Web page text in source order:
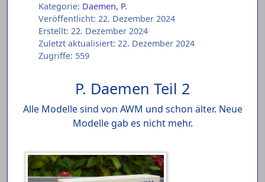
Kategorie: Daemen, P.
Veröffentlicht: 22. Dezember 2024
Erstellt: 22. Dezember 2024
Zuletzt aktualisiert: 22. Dezember 2024
Zugriffe: 559
P. Daemen Teil 2
Alle Modelle sind von AWM und schon älter. Neue
Modelle gab es nicht mehr.